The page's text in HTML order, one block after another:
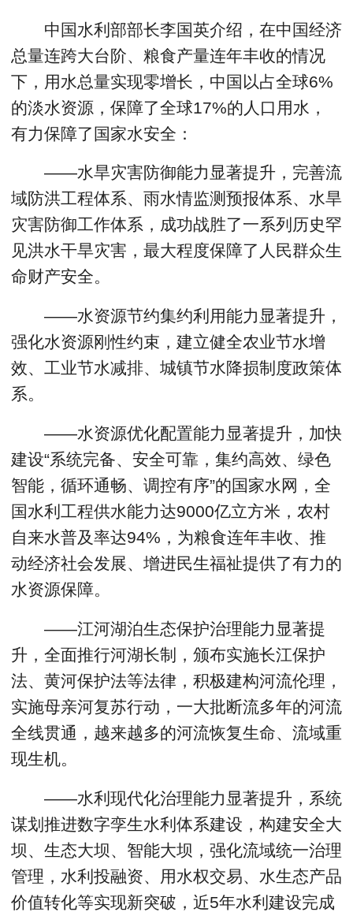
中国水利部部长李国英介绍，在中国经济
总量连跨大台阶、粮食产量连年丰收的情况
下，用水总量实现零增长，中国以占全球6%
的淡水资源，保障了全球17%的人口用水，
有力保障了国家水安全：
——水旱灾害防御能力显著提升，完善流
域防洪工程体系、雨水情监测预报体系、水旱
灾害防御工作体系，成功战胜了一系列历史罕
见洪水干旱灾害，最大程度保障了人民群众生
命财产安全。
——水资源节约集约利用能力显著提升，
强化水资源刚性约束，建立健全农业节水增
效、工业节水减排、城镇节水降损制度政策体
系。
——水资源优化配置能力显著提升，加快
建设“系统完备、安全可靠，集约高效、绿色
智能，循环通畅、调控有序”的国家水网，全
国水利工程供水能力达9000亿立方米，农村
自来水普及率达94%，为粮食连年丰收、推
动经济社会发展、增进民生福祉提供了有力的
水资源保障。
——江河湖泊生态保护治理能力显著提
升，全面推行河湖长制，颁布实施长江保护
法、黄河保护法等法律，积极建构河流伦理，
实施母亲河复苏行动，一大批断流多年的河流
全线贯通，越来越多的河流恢复生命、流域重
现生机。
——水利现代化治理能力显著提升，系统
谋划推进数字孪生水利体系建设，构建安全大
坝、生态大坝、智能大坝，强化流域统一治理
管理，水利投融资、用水权交易、水生态产品
价值转化等实现新突破，近5年水利建设完成